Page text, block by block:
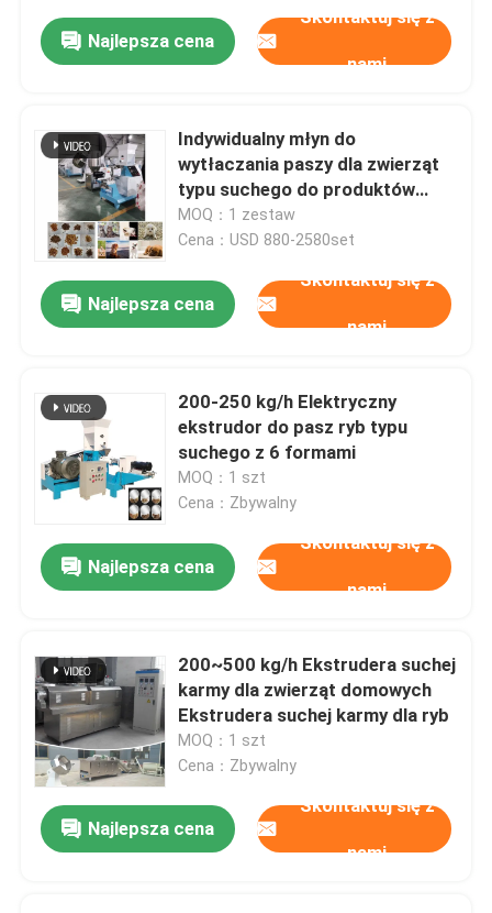
Linia do produkcji pelletu drzewnego
Linia do produkcji pelletu paszowego
Linia do produkcji pelletu paszowego dla zwierząt
Pływająca linia produkcyjna paszy dla ryb
Producent pelletu drzewnego
Wytwarzacz pelletu paszowego
Wytłaczarka do karmy dla ryb typu suchego
Szlifierka Kruszarka
Wytłaczarka ślimakowa
Brykieciarka do biomasy
Najlepsza cena
Skontaktuj się z
nami
Indywidualny młyn do
wytłaczania paszy dla zwierząt
typu suchego do produktów
akwakultury
MOQ：1 zestaw
Cena：USD 880-2580set
Najlepsza cena
Skontaktuj się z
nami
200-250 kg/h Elektryczny
ekstrudor do pasz ryb typu
suchego z 6 formami
MOQ：1 szt
Cena：Zbywalny
Najlepsza cena
Skontaktuj się z
nami
200~500 kg/h Ekstrudera suchej
karmy dla zwierząt domowych
Ekstrudera suchej karmy dla ryb
MOQ：1 szt
Cena：Zbywalny
Najlepsza cena
Skontaktuj się z
nami